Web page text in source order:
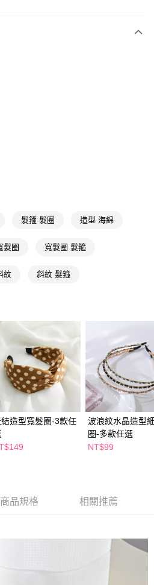
卡、不需儲值。
再付款。
後付」後，將跳轉至「AFTEE先享後付」
額後，即可完成結帳。
費通知簡訊。
點擊此簡訊中的連結，可透過四大超商／
付款，方視為交易完成。
立刻繳費，但若您需要取消訂單，請聯絡
消之訂單仍視為有效，需透過AFTEE先享
後付 」之結帳頁面顯示為準，若有關於
款等相關疑問，請聯繫「AFTEE先享後付
support/home
覽以下網址：
申辦者引起之損失，本公司不負相關責
將依據個別帳號之用戶狀況，依本公司即
有額度不足之情形，本公司將視審查結果
上)免運費
上)免運費
)免運費
)免運費
一出貨)
髮箍 髮圈 造型 海綿
髮圈 寬髮圈 髮箍
紋 斜紋 髮箍
造型寬髮圈-3款任
波浪紋水晶造型
圈-多款任選
NT$99
商品規格 相關推薦